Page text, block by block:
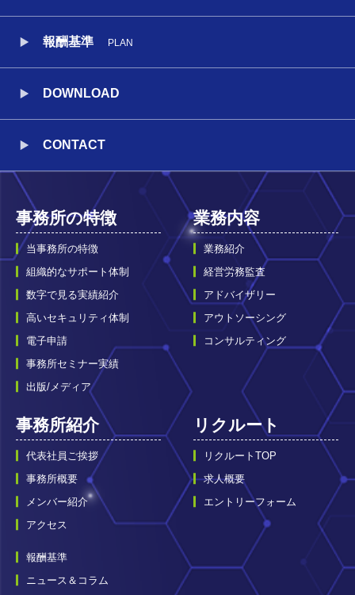
報酬基準 PLAN
DOWNLOAD
CONTACT
事務所の特徴
当事務所の特徴
組織的なサポート体制
数字で見る実績紹介
高いセキュリティ体制
電子申請
事務所セミナー実績
出版/メディア
業務内容
業務紹介
経営労務監査
アドバイザリー
アウトソーシング
コンサルティング
事務所紹介
代表社員ご挨拶
事務所概要
メンバー紹介
アクセス
リクルート
リクルートTOP
求人概要
エントリーフォーム
報酬基準
ニュース＆コラム